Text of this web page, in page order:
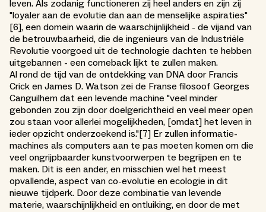
leven. Als zodanig functioneren zij heel anders en zijn zij
"loyaler aan de evolutie dan aan de menselijke aspiraties"
[6], een domein waarin de waarschijnlijkheid - de vijand van
de betrouwbaarheid, die de ingenieurs van de Industriële
Revolutie voorgoed uit de technologie dachten te hebben
uitgebannen - een comeback lijkt te zullen maken.
Al rond de tijd van de ontdekking van DNA door Francis
Crick en James D. Watson zei de Franse filosoof Georges
Canguilhem dat een levende machine "veel minder
gebonden zou zijn door doelgerichtheid en veel meer open
zou staan voor allerlei mogelijkheden, [omdat] het leven in
ieder opzicht onderzoekend is."[7] Er zullen informatie-
machines als computers aan te pas moeten komen om die
veel ongrijpbaarder kunstvoorwerpen te begrijpen en te
maken. Dit is een ander, en misschien wel het meest
opvallende, aspect van co-evolutie en ecologie in dit
nieuwe tijdperk. Door deze combinatie van levende
materie, waarschijnlijkheid en ontluiking, en door de met